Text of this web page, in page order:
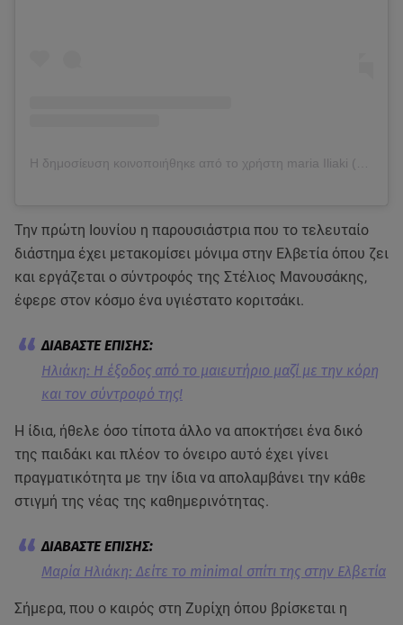
Την πρώτη Ιουνίου η παρουσιάστρια που το τελευταίο
διάστημα έχει μετακομίσει μόνιμα στην Ελβετία όπου ζει
και εργάζεται ο σύντροφός της Στέλιος Μανουσάκης,
έφερε στον κόσμο ένα υγιέστατο κοριτσάκι.
Ηλιάκη: Η έξοδος από το μαιευτήριο μαζί με την κόρη
και τον σύντροφό της!
Η ίδια, ήθελε όσο τίποτα άλλο να αποκτήσει ένα δικό
της παιδάκι και πλέον το όνειρο αυτό έχει γίνει
πραγματικότητα με την ίδια να απολαμβάνει την κάθε
στιγμή της νέας της καθημερινότητας.
Μαρία Ηλιάκη: Δείτε το minimal σπίτι της στην Ελβετία
Σήμερα, που ο καιρός στη Ζυρίχη όπου βρίσκεται η